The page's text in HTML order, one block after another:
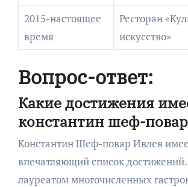
2015-настоящее
время
Ресторан
искусство»
Вопрос-ответ:
Какие достижения
константин шеф-
Константин Шеф-повар Ивлев
впечатляющий список
лауреатом многочисленных